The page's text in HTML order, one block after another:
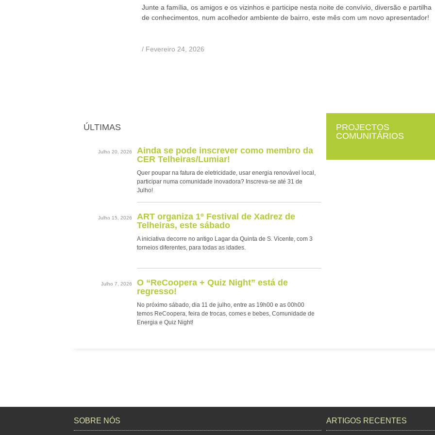
Junte a família, os amigos e os vizinhos e participe nesta noite de convívio, diversão e partilha
de conhecimentos, num acolhedor ambiente de bairro, este mês com um novo apresentador!
/ Fevereiro 24, 2026
ÚLTIMAS
Julho 20, 2026
Ainda se pode inscrever como membro da
CER Telheiras/Lumiar!
Quer poupar na fatura de eletricidade, usar energia renovável local,
participar numa comunidade inovadora? Inscreva-se até 31 de
Julho!
Julho 15, 2026
ART organiza 1º Festival de Xadrez de
Telheiras, este sábado
A iniciativa decorre no antigo Lagar da Quinta de S. Vicente, com 3
torneios diferentes, para todas as idades.
Julho 7, 2026
O “ReCoopera + Quiz Night” está de
regresso!
No próximo sábado, dia 11 de julho, entre as 19h00 e as 00h00
temos ReCoopera, feira de trocas, comes e bebes, Comunidade de
Energia e Quiz Night!
PROJECTOS
COMUNITÁRIOS
SOBRE NÓS ARTIGOS RECENTES